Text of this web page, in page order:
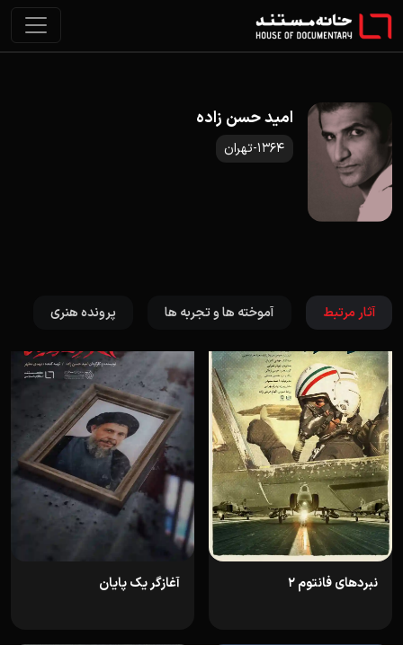
امید حسن زاده
1364-تهران
آثار مرتبط آموخته ها و تجربه ها پرونده هنری
نبردهای فانتوم 2 آغازگر یک پایان